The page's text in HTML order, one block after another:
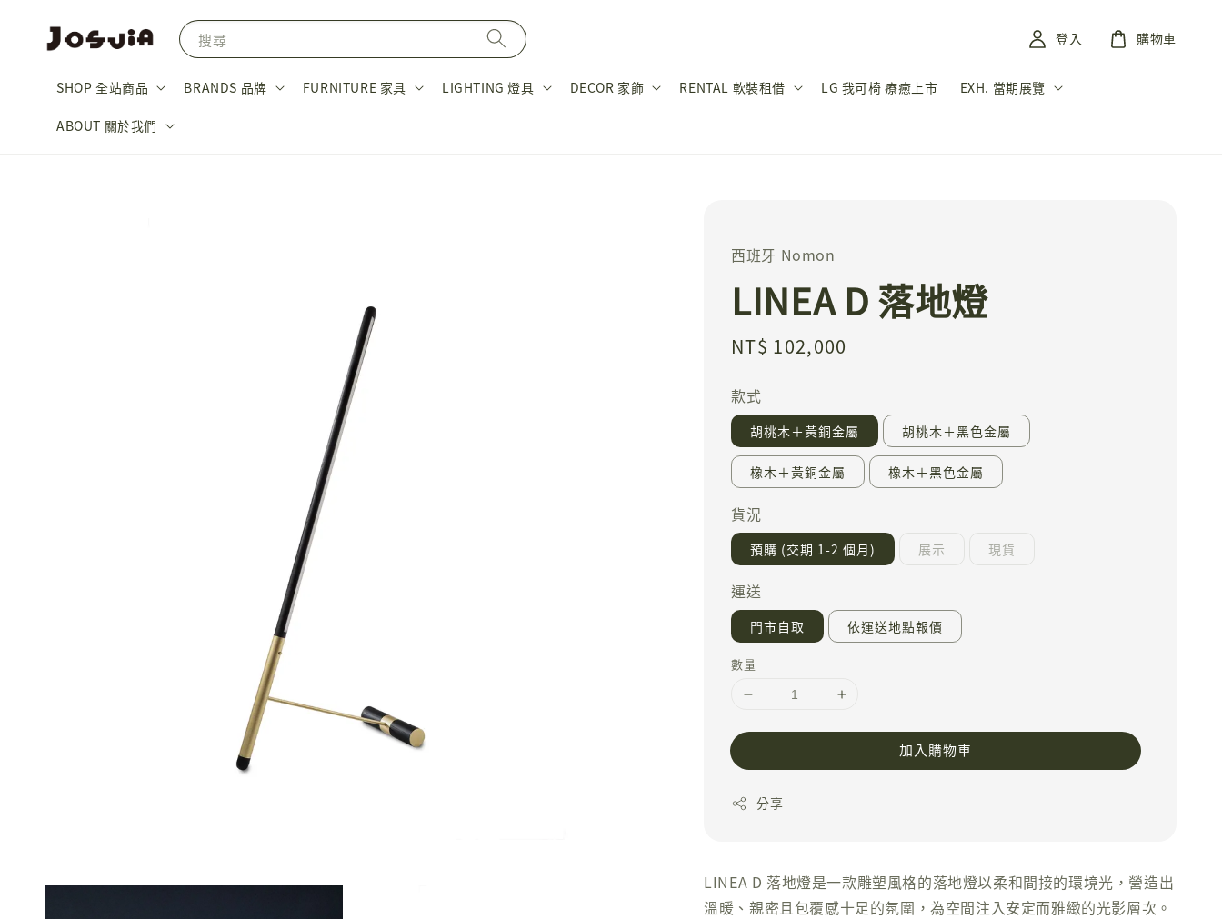
搜尋
SHOP 全站商品 BRANDS 品牌 FURNITURE 家具 LIGHTING 燈具 DECOR 家飾 RENTAL 軟裝租借 LG 我可椅 療癒上市 EXH. 當期展覽
ABOUT 關於我們
登入 購物車
西班牙 Nomon
LINEA D 落地燈
Regular
NT$ 102,000
款式
胡桃木＋黃銅金屬 胡桃木＋黑色金屬
橡木＋黃銅金屬 橡木＋黑色金屬
貨況
預購 (交期 1-2 個月) 展示 現貨
運送
門市自取 依運送地點報價
數量
加入購物車
分享
LINEA D 落地燈是一款雕塑風格的落地燈以柔和間接的環境光，營造出
溫暖、親密且包覆感十足的氛圍，為空間注入安定而雅緻的光影層次。